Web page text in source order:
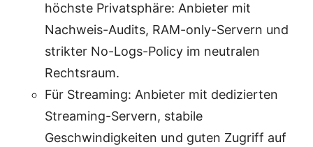
höchste Privatsphäre: Anbieter mit
Nachweis-Audits, RAM-only-Servern und
strikter No-Logs-Policy im neutralen
Rechtsraum.
Für Streaming: Anbieter mit dedizierten
Streaming-Servern, stabile
Geschwindigkeiten und guten Zugriff auf